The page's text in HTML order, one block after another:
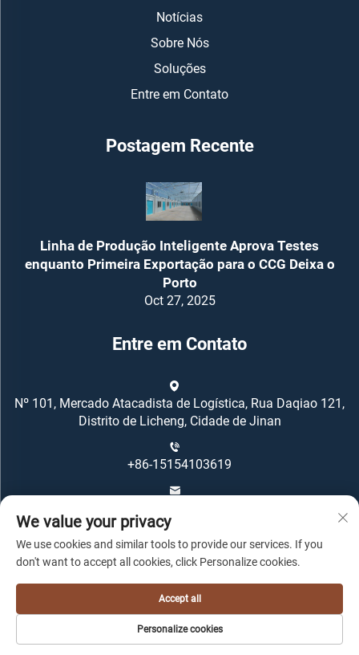
Notícias
Sobre Nós
Soluções
Entre em Contato
Postagem Recente
Linha de Produção Inteligente Aprova Testes
enquanto Primeira Exportação para o CCG Deixa o
Porto
Oct 27, 2025
Entre em Contato
Nº 101, Mercado Atacadista de Logística, Rua Daqiao 121,
Distrito de Licheng, Cidade de Jinan
+86-15154103619
Copyright © Oriental Housing Group Todos os Direitos
Reservados -Política de Privacidade
We value your privacy
We use cookies and similar tools to provide our services. If you
don't want to accept all cookies, click Personalize cookies.
Personalize cookies
Accept all